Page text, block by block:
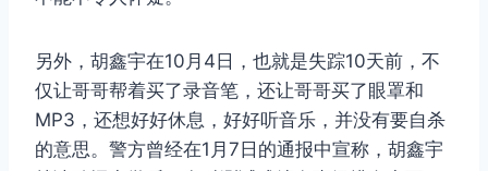
另外，胡鑫宇在10月4日，也就是失踪10天前，不
仅让哥哥帮着买了录音笔，还让哥哥买了眼罩和
MP3，还想好好休息，好好听音乐，并没有要自杀
的意思。警方曾经在1月7日的通报中宣称，胡鑫宇